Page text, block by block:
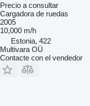
Precio a consultar
Cargadora de ruedas
2005
10,000 m/h
Estonia, 422
Multivara OÜ
Contacte con el vendedor